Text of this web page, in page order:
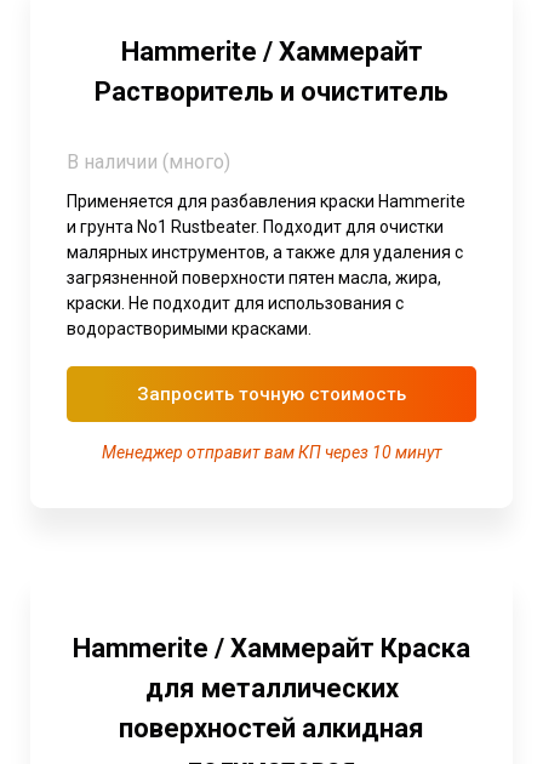
Hammerite / Хаммерайт
Растворитель и очиститель
В наличии (много)
Применяется для разбавления краски Hammerite
и грунта No1 Rustbeater. Подходит для очистки
малярных инструментов, а также для удаления с
загрязненной поверхности пятен масла, жира,
краски. Не подходит для использования с
водорастворимыми красками.
Запросить точную стоимость
Менеджер отправит вам КП через 10 минут
Hammerite / Хаммерайт Краска
для металлических
поверхностей алкидная